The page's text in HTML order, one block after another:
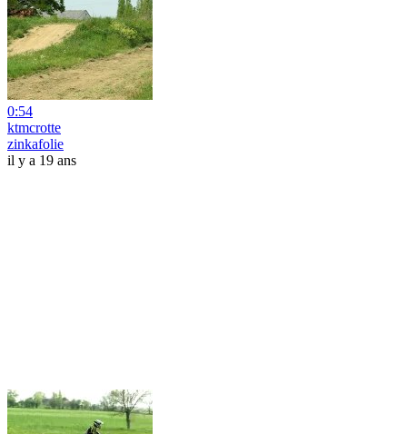
0:54
ktmcrotte
zinkafolie
il y a 19 ans